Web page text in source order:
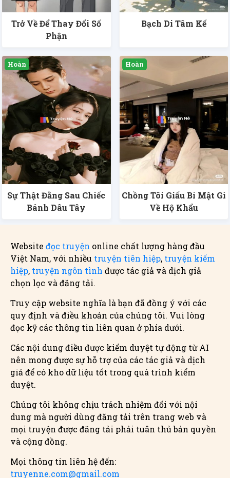
Trở Về Để Thay Đổi Số
Phận
Bạch Di Tâm Kế
Sự Thật Đằng Sau Chiếc
Bánh Dâu Tây
Chồng Tôi Giấu Bí Mật Gì
Về Hộ Khẩu
Website đọc truyện online chất lượng hàng đầu
Việt Nam, với nhiều truyện tiên hiệp, truyện kiếm
hiệp, truyện ngôn tình được tác giả và dịch giả
chọn lọc và đăng tải.
Truy cập website nghĩa là bạn đã đồng ý với các
quy định và điều khoản của chúng tôi. Vui lòng
đọc kỹ các thông tin liên quan ở phía dưới.
Các nội dung điều được kiểm duyệt tự động từ AI
nên mong được sự hỗ trợ của các tác giả và dịch
giả để có kho dữ liệu tốt trong quá trình kiểm
duyệt.
Chúng tôi không chịu trách nhiệm đối với nội
dung mà người dùng đăng tải trên trang web và
mọi truyện được đăng tải phải tuân thủ bản quyền
và cộng đồng.
Mọi thông tin liên hệ đến:
truyenne.com@gmail.com